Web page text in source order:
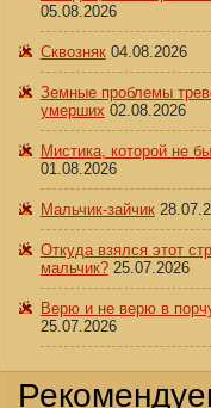
05.08.2026
Сквозняк 04.08.2026
Земные проблемы
умерших 02.08.2026
Мистика, которой не
01.08.2026
Мальчик-зайчик
Откуда взялся этот
мальчик? 25.07.2026
Верю и не верю в
25.07.2026